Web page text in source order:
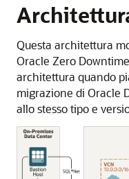
Questa architettura
Oracle Zero
architettura quando
migrazione di Oracle
allo stesso tipo e